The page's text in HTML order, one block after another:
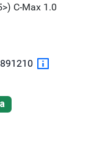
C-Max 1.0